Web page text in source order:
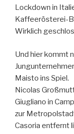
Lockdown in
Kaffeerösterei-
Wirklich
Und hier kommt
Maisto ins Spiel.
Nicolas
Giugliano in
zur
Casoria entfernt